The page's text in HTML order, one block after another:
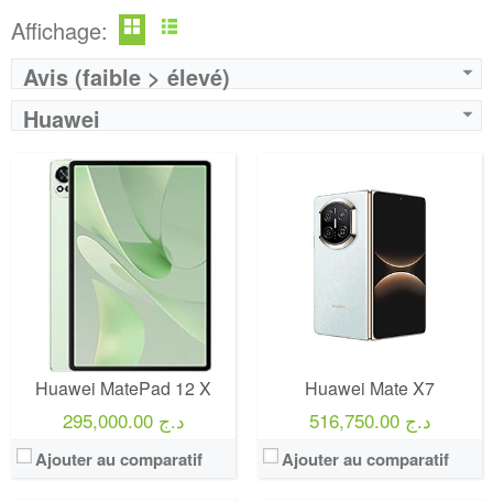
Affichage:
Avis (faible > élevé)
Huawei
Huawei MatePad 12 X
295,000.00 د.ج
Ajouter au comparatif
Huawei Mate X7
516,750.00 د.ج
Ajouter au comparatif